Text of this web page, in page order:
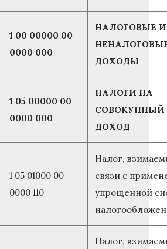
1 00 00000 00
0000 000
НАЛОГОВЫЕ И
ДОХОДЫ
1 05 00000 00
0000 000
НАЛОГИ НА
СОВОКУПНЫЙ
ДОХОД
1 05 01000 00
0000 110
Налог,
связи с
упрощенной
Налог,